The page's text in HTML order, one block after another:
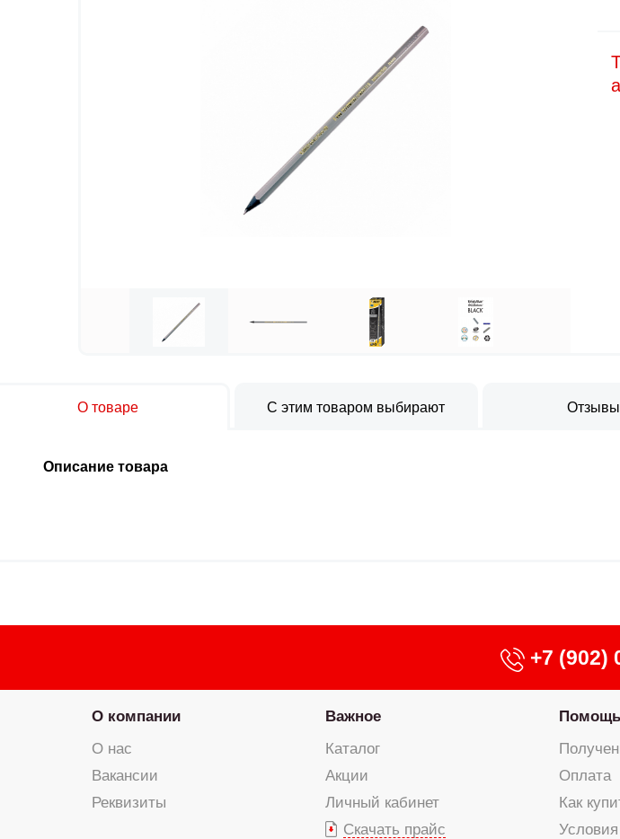
О товаре С этим товаром выбирают Отзывы
Описание товара
+7 (902)
О компании
О нас
Вакансии
Реквизиты
Важное
Каталог
Акции
Личный кабинет
Скачать прайс
Помощь
Оплата
Как